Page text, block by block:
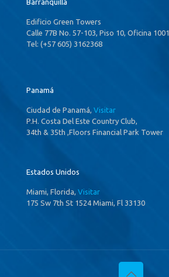
Edificio Green Towers
Calle 77B No. 57-103, Piso 10, Oficina 1001
Tel: (+57 605) 3162368
Panamá
Ciudad de Panamá, Visitar
P.H. Costa Del Este Country Club,
34th & 35th ,Floors Financial Park Tower
Estados Unidos
Miami, Florida, Visitar
175 Sw 7th St 1524 Miami, Fl 33130